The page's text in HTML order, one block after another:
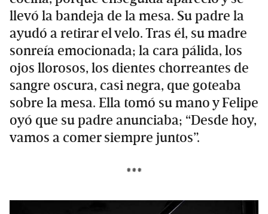
llevó la bandeja de la mesa. Su padre la
ayudó a retirar el velo. Tras él, su madre
sonreía emocionada; la cara pálida, los
ojos llorosos, los dientes chorreantes de
sangre oscura, casi negra, que goteaba
sobre la mesa. Ella tomó su mano y Felipe
oyó que su padre anunciaba; “Desde hoy,
vamos a comer siempre juntos”.
***